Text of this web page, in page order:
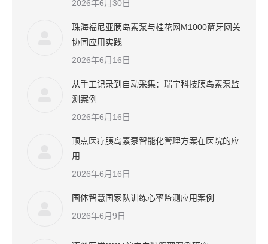
2026年6月30日
珠海福尼亚胰岛素泵与桂花网M1000蓝牙网关
协同应用实践
2026年6月16日
从手工记录到自动采集：瑞宇科技胰岛素泵监
测案例
2026年6月16日
顶点医疗胰岛素泵智能化管理方案在医院的应
用
2026年6月16日
国体智慧国家队训练心率监测应用案例
2026年6月9日